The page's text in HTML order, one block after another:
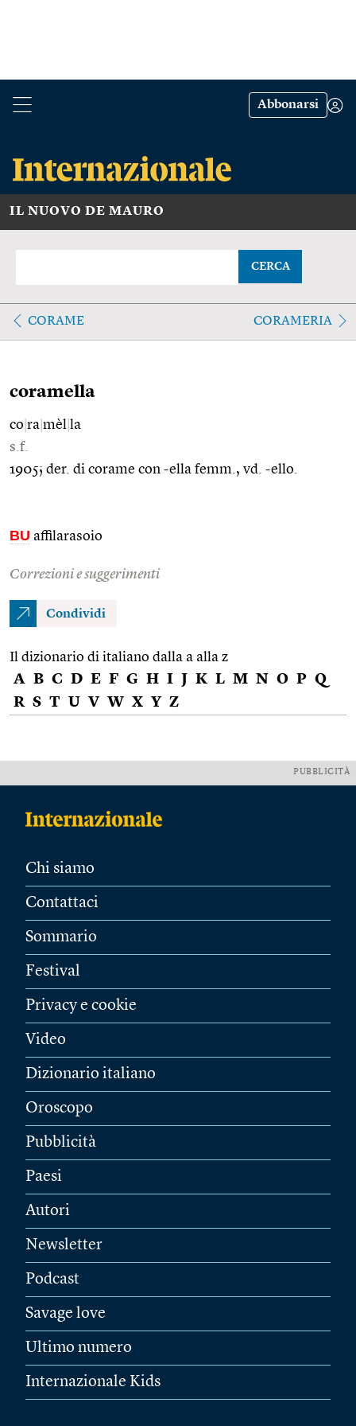
Abbonarsi
IL NUOVO DE MAURO
CERCA
CORAME CORAMERIA
coramella
co ra mèl la
s.f.
1905; der. di corame con -ella femm., vd. -ello.
BU affilarasoio
Correzioni e suggerimenti
Condividi
Il dizionario di italiano dalla a alla z
A B C D E F G H I J K L M N O P Q
R S T U V W X Y Z
PUBBLICITÀ
Chi siamo
Contattaci
Sommario
Festival
Privacy e cookie
Video
Dizionario italiano
Oroscopo
Pubblicità
Paesi
Autori
Newsletter
Podcast
Savage love
Ultimo numero
Internazionale Kids